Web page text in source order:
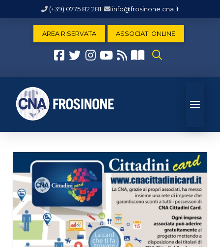
(+39) 0775 82 281 info@frosinone.cna.it
AREA RISERVATA ASSOCIATI ONLINE